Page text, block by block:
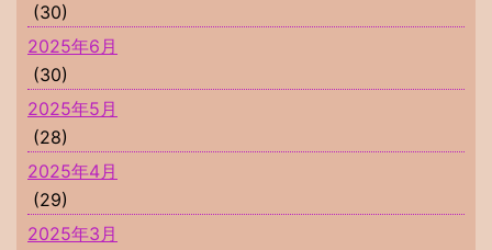
(30)
2025年6月
(30)
2025年5月
(28)
2025年4月
(29)
2025年3月